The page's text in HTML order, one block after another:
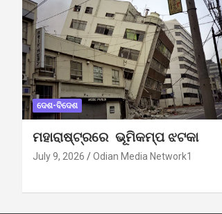
ଦେଶ-ବିଦେଶ
ମହାରାଷ୍ଟ୍ରରେ ଭୂମିକମ୍ପ ଝଟକା
July 9, 2026 Odian Media Network1